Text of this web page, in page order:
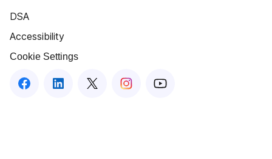
DSA
Accessibility
Cookie Settings